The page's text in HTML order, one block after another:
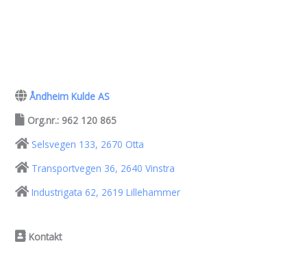
Åndheim Kulde AS
Org.nr.: 962 120 865
Selsvegen 133, 2670 Otta
Transportvegen 36, 2640 Vinstra
Industrigata 62, 2619 Lillehammer
Kontakt